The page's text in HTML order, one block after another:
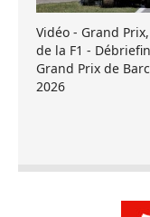
Vidéo - Grand
de la F1 -
Grand Prix de
2026